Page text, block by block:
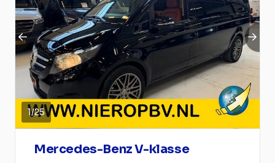
1/25
Mercedes-Benz V-klasse